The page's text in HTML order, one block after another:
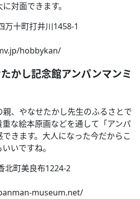
対面できます。
万十町打井川1458-1
hobbykan/
かし記念館アンパンマンミ
、やなせたかし先生のふるさとで
な絵本原画などを通して「アンパ
きます。大人になった今だからこ
いですね。
北町美良布1224-2
museum.net/